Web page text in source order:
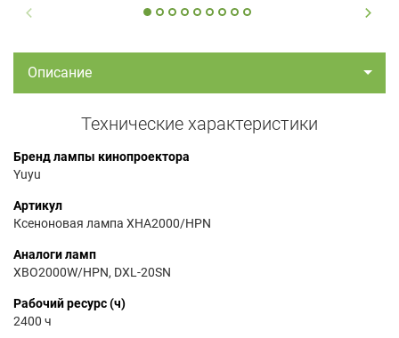
Описание
Технические характеристики
Бренд лампы кинопроектора
Yuyu
Артикул
Ксеноновая лампа XHA2000/HPN
Аналоги ламп
XBO2000W/HPN, DXL-20SN
Рабочий ресурс (ч)
2400 ч